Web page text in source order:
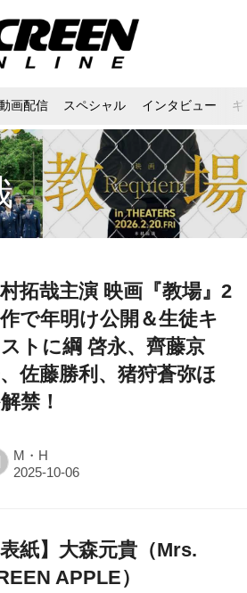
画配信 スペシャル インタビュー
拓哉主演 映画『教場』2
で年明け公開＆生徒キ
トに綱 啓永、齊藤京
佐藤勝利、猪狩蒼弥ほ
禁！
M・H
表紙】大森元貴（Mrs.
APPLE）